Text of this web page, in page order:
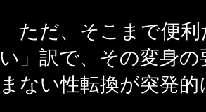
ただ、そこまで便利
い」訳で、その変身
まない性転換が突発